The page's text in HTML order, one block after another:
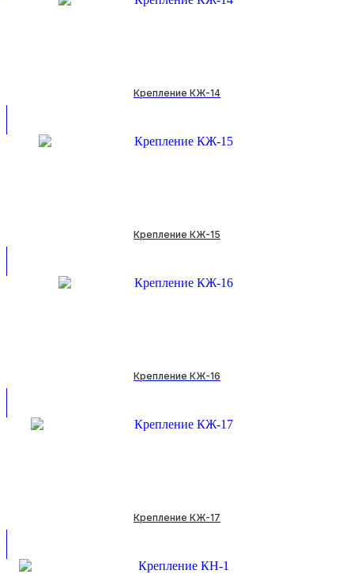
Крепление КЖ-14
Крепление КЖ-15
Крепление КЖ-16
Крепление КЖ-17